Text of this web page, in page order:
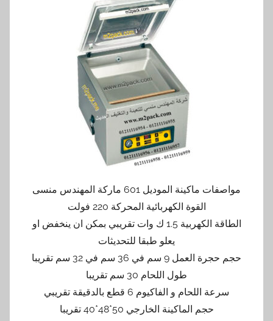
مواصفات ماكينة الموديل 601 ماركة المهندس منسى
القوة الكهربائية المحركة 220 فولت
الطاقة الكهربية 1.5 ك وات تقريبي بمكن ان ينخفض او
يعلو طبقا للتحديثات
حجم حجرة العمل 9 سم في 36 سم في 32 سم تقريبا
طول اللحام 30 سم تقريبا
سرعة اللحام و الفاكيوم 6 قطع بالدقيقة تقريبي
حجم الماكينة الخارجي 50*48*40 تقريبا